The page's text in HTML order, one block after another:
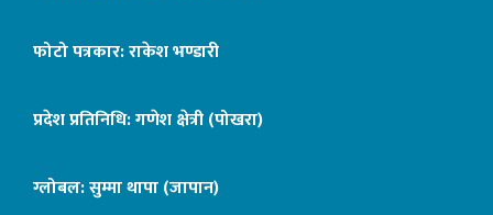
फोटो पत्रकार: राकेश भण्डारी
प्रदेश प्रतिनिधि: गणेश क्षेत्री (पोखरा)
ग्लोबल: सुम्मा थापा (जापान)